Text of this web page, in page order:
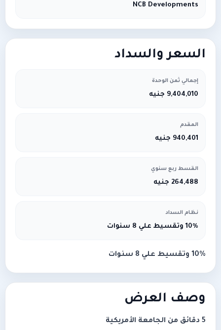
NCB Developments
السعر والسداد
إجمالي ثمن الوحدة
9,404,010 جنيه
المقدم
940,401 جنيه
القسط ربع سنوي
264,488 جنيه
نظام السداد
10% وتقسيط علي 8 سنوات
10% وتقسيط علي 8 سنوات
وصف العرض